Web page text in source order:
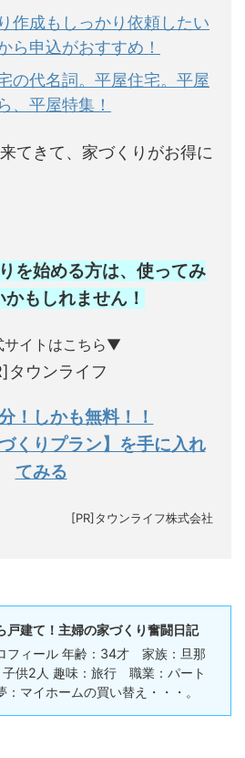
作成もしっかり依頼したい
ら申込がおすすめ！
の代名詞。平屋住宅。平屋
、平屋特集！
てきて、家づくりがお得に
を始める方は、使ってみ
かもしれません ！
イトはこちら▼
タウンライフ
！しかも無料！！
くりプラン】を手に入れ
てみる
[PR]タウンライフ株式会社
戸建て！主婦の家づくり奮闘日記
フィール 年齢：34才 家族：旦那
供2人 趣味：旅行 職業：パート
：マイホームの買い替え・・・。